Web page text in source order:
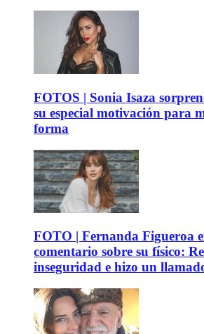
FOTOS | Sonia Isaza
su especial motivación para
forma
FOTO | Fernanda Figueroa
comentario sobre su físico:
inseguridad e hizo un